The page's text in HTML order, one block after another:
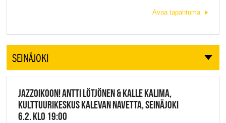
Avaa tapahtuma
SEINÄJOKI
JAZZOIKOON! ANTTI LÖTJÖNEN & KALLE KALIMA,
KULTTUURIKESKUS KALEVAN NAVETTA, SEINÄJOKI
6.2. KLO 19:00